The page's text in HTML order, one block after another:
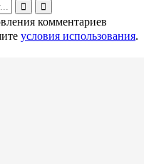
комментариев
условия использования.